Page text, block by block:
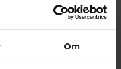
Om
og låst inde i sin
på Mit TV 2.